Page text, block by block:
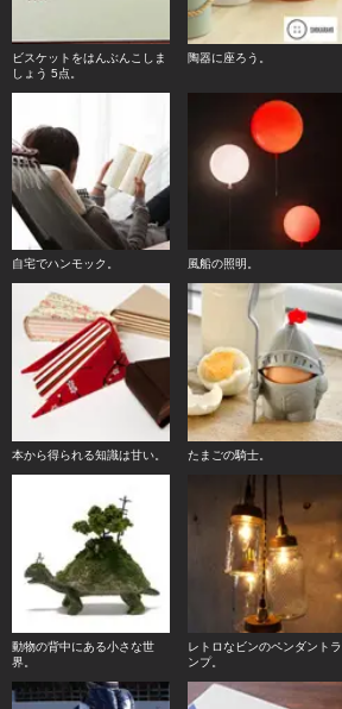
ビスケットをはんぶんこしま
しょう 5点。
陶器に座ろう。
自宅でハンモック。 風船の照明。
本から得られる知識は甘い。 たまごの騎士。
動物の背中にある小さな世
界。
レトロなビンのペンダントラ
ンプ。